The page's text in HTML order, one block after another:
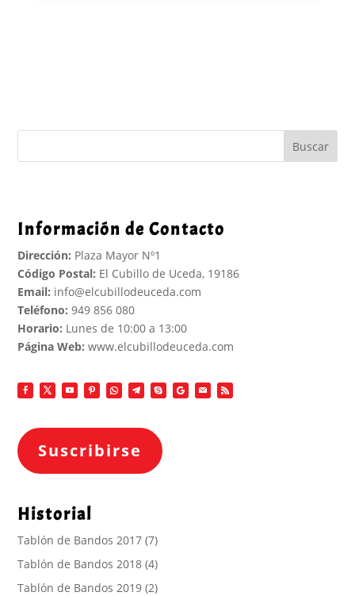
Buscar
Información de Contacto
Dirección: Plaza Mayor Nº1
Código Postal: El Cubillo de Uceda, 19186
Email: info@elcubillodeuceda.com
Teléfono: 949 856 080
Horario: Lunes de 10:00 a 13:00
Página Web: www.elcubillodeuceda.com
Suscribirse
Historial
Tablón de Bandos 2017 (7)
Tablón de Bandos 2018 (4)
Tablón de Bandos 2019 (2)